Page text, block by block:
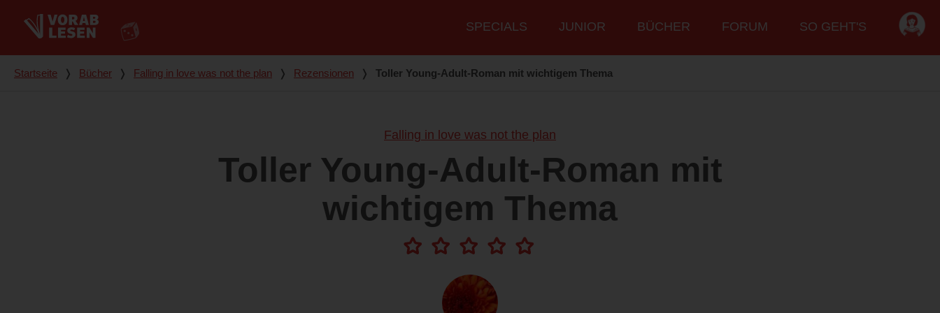
Hauptmenü
SPECIALS JUNIOR BÜCHER FORUM SO GEHT'S
Du bist hier
Startseite ❭ Bücher ❭ Falling in love was not the plan ❭ Rezensionen ❭ Toller Young-Adult-Roman mit wichtigem Thema
Falling in love was not the plan
Toller Young-Adult-Roman mit
wichtigem Thema